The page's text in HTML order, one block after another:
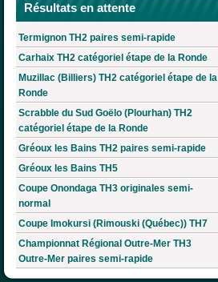
Résultats en attente
Termignon TH2 paires semi-rapide
Carhaix TH2 catégoriel étape de la Ronde
Muzillac (Billiers) TH2 catégoriel étape de la
Ronde
Scrabble du Sud Goëlo (Plourhan) TH2
catégoriel étape de la Ronde
Gréoux les Bains TH2 paires semi-rapide
Gréoux les Bains TH5
Coupe Onondaga TH3 originales semi-
normal
Coupe Imokursi (Rimouski (Québec)) TH7
Championnat Régional Outre-Mer TH3
Outre-Mer paires semi-rapide